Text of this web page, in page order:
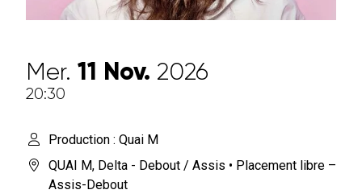
Mer. 11 Nov. 2026
20:30
Production : Quai M
QUAI M, Delta - Debout / Assis • Placement libre –
Assis-Debout